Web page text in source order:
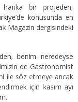
bir projeden,
konusunda en
Magazin dergisindeki
benim neredeyse
de Gastronomist
ile söz etmeye ancak
için kasım ayı